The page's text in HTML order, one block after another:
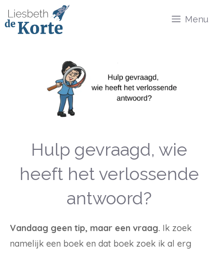
Ga
naar
Menu
Hulp gevraagd, wie
heeft het verlossende
antwoord?
Vandaag geen tip, maar een vraag. Ik zoek
namelijk een boek en dat boek zoek ik al erg